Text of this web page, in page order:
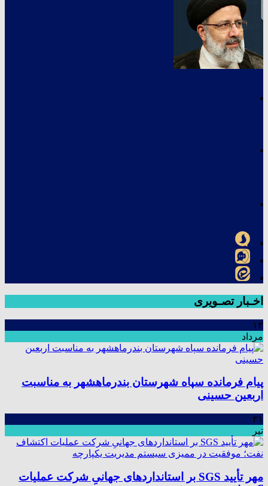
اخـبار تصـویری
۱۳
مرداد
پیام فرمانده سپاه شهرستان بندرماهشهر به مناسبت
اربعین حسینی
۳۱
تیر
مهر تأیید SGS بر استانداردهای جهانیِ شرکت عملیات